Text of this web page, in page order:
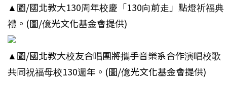
▲圖/國北教大130周年校慶「130向前走」點燈祈福典
禮 。(圖/億光文化基金會提供)
▲圖/國北教大校友合唱團將攜手音樂系合作演唱校歌
共同祝福母校130週年 。(圖/億光文化基金會提供)